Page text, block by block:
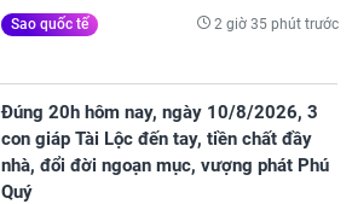
Sao quốc tế 2 giờ 35 phút trước
Đúng 20h hôm nay, ngày 10/8/2026, 3
con giáp Tài Lộc đến tay, tiền chất đầy
nhà, đổi đời ngoạn mục, vượng phát Phú
Quý